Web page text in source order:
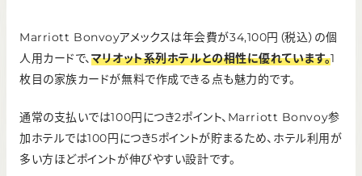
※発行手数料：935円（税込）
ポイント還元率
申し込み条件
原則として日本国内に住居を有する者
Marriott Bonvoyアメックスは年会費が34,100円（税込）の個
人用カードで、マリオット系列ホテルとの相性に優れています。1
枚目の家族カードが無料で作成できる点も魅力的です。
通常の支払いでは100円につき2ポイント、Marriott Bonvoy参
加ホテルでは100円につき5ポイントが貯まるため、ホテル利用が
多い方ほどポイントが伸びやすい設計です。